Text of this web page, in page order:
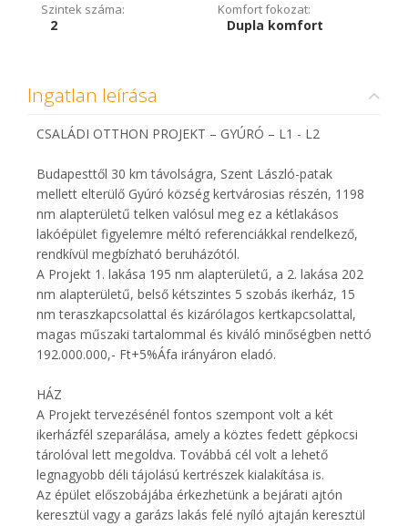
Szintek száma:
2
Komfort fokozat:
Dupla komfort
Ingatlan leírása
CSALÁDI OTTHON PROJEKT – GYÚRÓ – L1 - L2
Budapesttől 30 km távolságra, Szent László-patak
mellett elterülő Gyúró község kertvárosias részén, 1198
nm alapterületű telken valósul meg ez a kétlakásos
lakóépület figyelemre méltó referenciákkal rendelkező,
rendkívül megbízható beruházótól.
A Projekt 1. lakása 195 nm alapterületű, a 2. lakása 202
nm alapterületű, belső kétszintes 5 szobás ikerház, 15
nm teraszkapcsolattal és kizárólagos kertkapcsolattal,
magas műszaki tartalommal és kiváló minőségben nettó
192.000.000,- Ft+5%Áfa irányáron eladó.
HÁZ
A Projekt tervezésénél fontos szempont volt a két
ikerházfél szeparálása, amely a köztes fedett gépkocsi
tárolóval lett megoldva. Továbbá cél volt a lehető
legnagyobb déli tájolású kertrészek kialakítása is.
Az épület előszobájába érkezhetünk a bejárati ajtón
keresztül vagy a garázs lakás felé nyíló ajtaján keresztül